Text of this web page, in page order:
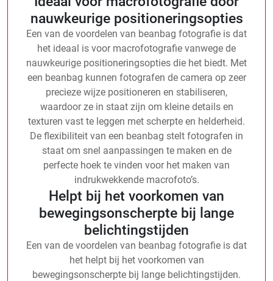
nauwkeurige positioneringsopties
Een van de voordelen van beanbag fotografie is dat
het ideaal is voor macrofotografie vanwege de
nauwkeurige positioneringsopties die het biedt. Met
een beanbag kunnen fotografen de camera op zeer
precieze wijze positioneren en stabiliseren,
waardoor ze in staat zijn om kleine details en
texturen vast te leggen met scherpte en helderheid.
De flexibiliteit van een beanbag stelt fotografen in
staat om snel aanpassingen te maken en de
perfecte hoek te vinden voor het maken van
indrukwekkende macrofoto’s.
Helpt bij het voorkomen van
bewegingsonscherpte bij lange
belichtingstijden
Een van de voordelen van beanbag fotografie is dat
het helpt bij het voorkomen van
bewegingsonscherpte bij lange belichtingstijden.